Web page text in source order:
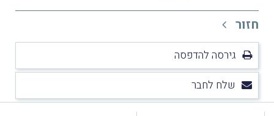
חזור
גירסה להדפסה
שלח לחבר